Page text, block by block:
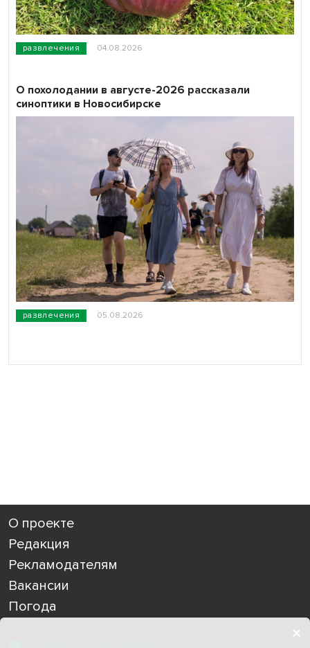
развлечения 04.08.2026
развлечения 05.08.2026
О похолодании в августе-2026 рассказали
синоптики в Новосибирске
О проекте
Редакция
Рекламодателям
Вакансии
Погода